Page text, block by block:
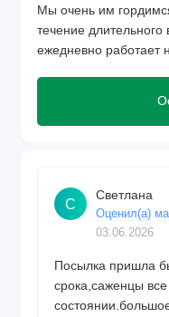
С
Светлана
Оценил(а)
03.06.2026
Посылка пришла
срока,саженцы
Мы очень им
течение
ежедневно работает